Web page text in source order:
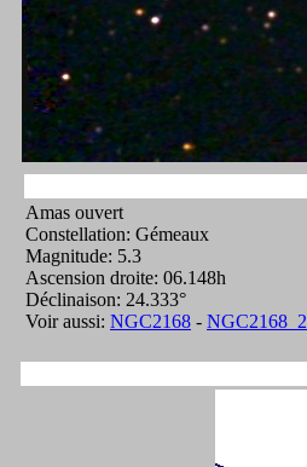
Amas ouvert
Constellation: Gémeaux
Magnitude: 5.3
Ascension droite: 06.148h
Déclinaison: 24.333°
Voir aussi: NGC2168 - NGC2168_2